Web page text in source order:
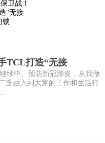
TCL打造“无接
续中。预防新冠肺炎，从我做
泛融入到大家的工作和生活行